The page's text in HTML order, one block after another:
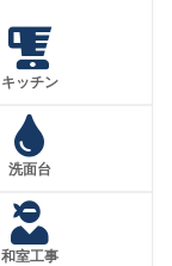
キッチン
洗面台
和室工事